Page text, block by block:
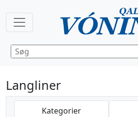
Langliner
Kategorier